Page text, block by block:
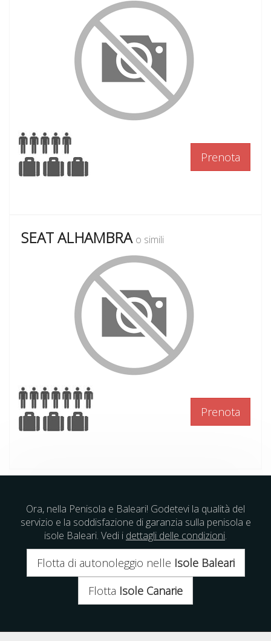
Prenota
SEAT ALHAMBRA o simili
Prenota
Ora, nella Penisola e Baleari! Godetevi la qualità del
servizio e la soddisfazione di garanzia sulla penisola e
isole Baleari. Vedi i dettagli delle condizioni.
Flotta di autonoleggio nelle Isole Baleari
Flotta Isole Canarie